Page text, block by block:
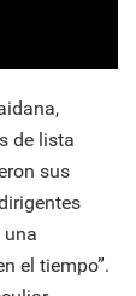
de lista
sus
el tiempo”.